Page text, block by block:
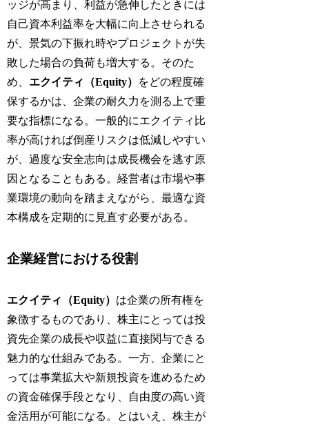
ッジが高まり、利益が急伸したときには
自己資本利益率を大幅に向上させられる
が、景気の下振れ時やプロジェクトが失
敗した場合の負荷も増大する。そのた
め、 エクイティ（Equity）
をどの程度確
保するかは、企業の耐久力を測る上で重
要な指標になる。一般的にエクイティ比
率が高ければ倒産リスクは低減しやすい
が、過度な安全志向は成長機会を逃す原
因となることもある。経営者は市場や事
業環境の動向を踏まえながら、最適な資
本構成を定期的に見直す必要がある。
企業経営における役割
エクイティ（Equity） は企業の所有権を
象徴するものであり、株主にとっては投
資先企業の成長や収益に直接関与できる
魅力的な仕組みである。一方、企業にと
っては事業拡大や新規投資を進めるため
の資金確保手段となり、自由度の高い資
金活用が可能になる。とはいえ、株主が